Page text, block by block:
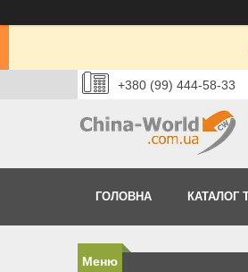
+380 (99) 444-58-33
ГОЛОВНА КАТАЛОГ